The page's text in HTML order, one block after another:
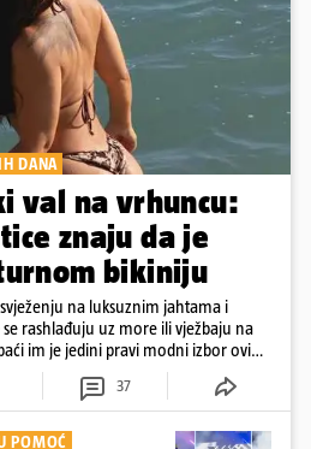
DANA
val na vrhuncu:
znaju da je
bikiniju
na luksuznim jahtama i
rashlađuju uz more ili vježbaju na
im je jedini pravi modni izbor ovih
37
POMOĆ